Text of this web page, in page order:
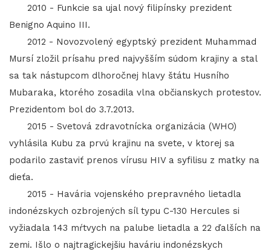
2010 - Funkcie sa ujal nový filipínsky prezident
Benigno Aquino III.
2012 - Novozvolený egyptský prezident Muhammad
Mursí zložil prísahu pred najvyšším súdom krajiny a stal
sa tak nástupcom dlhoročnej hlavy štátu Husního
Mubaraka, ktorého zosadila vlna občianskych protestov.
Prezidentom bol do 3.7.2013.
2015 - Svetová zdravotnícka organizácia (WHO)
vyhlásila Kubu za prvú krajinu na svete, v ktorej sa
podarilo zastaviť prenos vírusu HIV a syfilisu z matky na
dieťa.
2015 - Havária vojenského prepravného lietadla
indonézskych ozbrojených síl typu C-130 Hercules si
vyžiadala 143 mŕtvych na palube lietadla a 22 ďalších na
zemi. Išlo o najtragickejšiu haváriu indonézskych